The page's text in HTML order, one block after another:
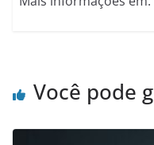
Você pode